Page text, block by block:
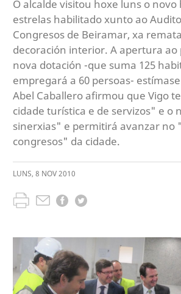
O alcalde visitou hoxe luns o
estrelas habilitado xunto ao
Congresos de Beiramar, xa
decoración interior. A apertura ao
nova dotación -que suma 125
empregará a 60 persoas-
Abel Caballero afirmou que Vigo
cidade turística e de servizos" e o
sinerxias" e permitirá avanzar no
congresos" da cidade.
LUNS, 8 NOV2010